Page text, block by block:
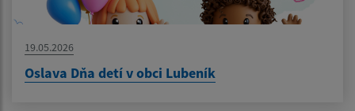
19.05.2026
Oslava Dňa detí v obci Lubeník